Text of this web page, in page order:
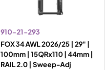
910-21-293
FOX 34 AWL 2026/25 | 29" |
100mm | 15QRx110 | 44mm |
RAIL 2.0 | Sweep-Adj